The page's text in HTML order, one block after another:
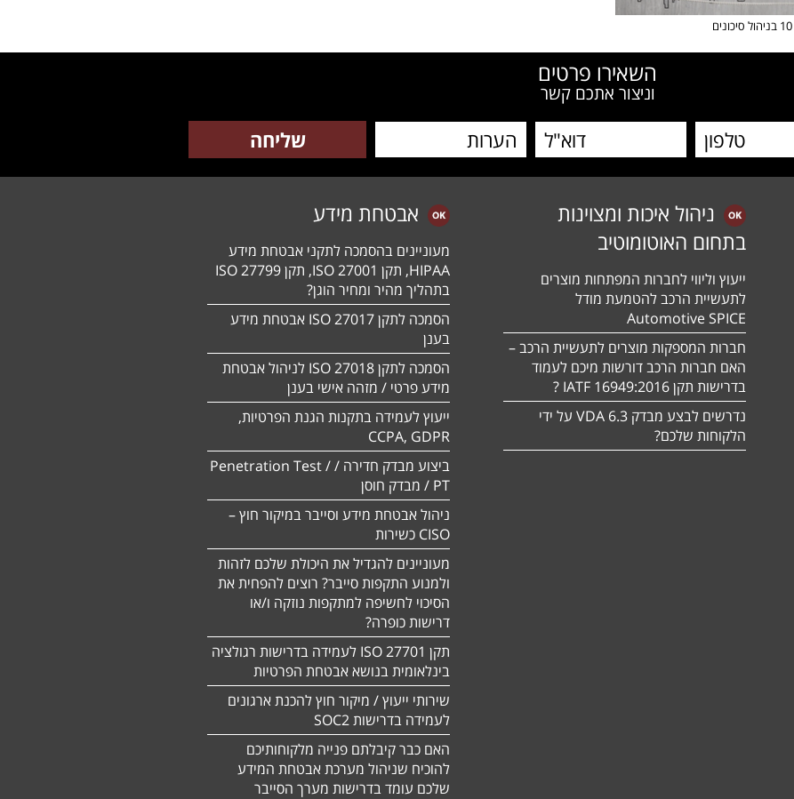
השאירו פרטים
וניצור אתכם קשר
ניהול איכות ומצוינות
בתחום האוטומוטיב
ייעוץ וליווי לחברות המפתחות מוצרים
לתעשיית הרכב להטמעת מודל
Automotive SPICE
חברות המספקות מוצרים לתעשיית הרכב –
האם חברות הרכב דורשות מיכם לעמוד
בדרישות תקן 16949:2016 IATF ?
נדרשים לבצע מבדק VDA 6.3 על ידי
הלקוחות שלכם?
אבטחת מידע
מעוניינים בהסמכה לתקני אבטחת מידע
בתהליך מהיר ומחיר הוגן?
הסמכה לתקן 27017 ISO אבטחת מידע
בענן
הסמכה לתקן ISO 27018 לניהול אבטחת
מידע פרטי / מזהה אישי בענן
ייעוץ לעמידה בתקנות הגנת הפרטיות,
CCPA, GDPR
ביצוע מבדק חדירה / Penetration Test /
PT / מבדק חוסן
ניהול אבטחת מידע וסייבר במיקור חוץ –
CISO כשירות
מעוניינים להגדיל את היכולת שלכם לזהות
ולמנוע התקפות סייבר? רוצים להפחית את
הסיכוי לחשיפה למתקפות נוזקה ו/או
דרישות כופרה?
תקן 27701 ISO לעמידה בדרישות רגולציה
בינלאומית בנושא אבטחת הפרטיות
שירותי ייעוץ / מיקור חוץ להכנת ארגונים
לעמידה בדרישות SOC2
האם כבר קיבלתם פנייה מלקוחותיכם
להוכיח שניהול מערכת אבטחת המידע
שלכם עומד בדרישות מערך הסייבר